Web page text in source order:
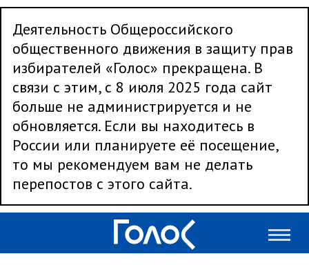
Деятельность Общероссийского
общественного движения в защиту прав
избирателей «Голос» прекращена. В
связи с этим, с 8 июля 2025 года сайт
больше не администрируется и не
обновляется. Если вы находитесь в
России или планируете её посещение,
то мы рекомендуем вам не делать
перепостов с этого сайта.